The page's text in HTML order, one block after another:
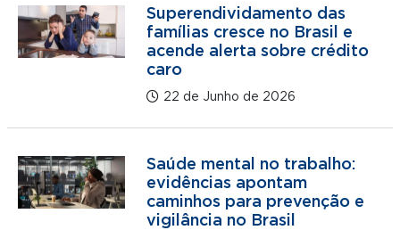
Superendividamento das
famílias cresce no Brasil e
acende alerta sobre crédito
caro
22 de Junho de 2026
Saúde mental no trabalho:
evidências apontam
caminhos para prevenção e
vigilância no Brasil